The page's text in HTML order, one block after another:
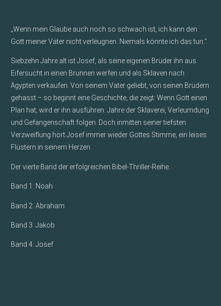
„Wenn mein Glaube auch noch so schwach ist, ich kann den
Gott meiner Väter nicht verleugnen. Niemals könnte ich das tun.“
Siebzehn Jahre alt ist Josef, als seine eigenen Brüder ihn aus
Eifersucht in einen Brunnen werfen und als Sklaven nach
Ägypten verkaufen. Von seinem Vater geliebt, von seinen Brüdern
gehasst – so beginnt eine Geschichte, die zeigt: Wenn Gott einen
Plan hat, wird er ihn ausführen. Jahre der Sklaverei, Verleumdung
und Gefangenschaft folgen. Doch inmitten seiner tiefsten
Verzweiflung hört Josef immer wieder Gottes Stimme, ein leises
Flüstern in seinem Herzen.
Der vierte Band der erfolgreichen Bibel-Thriller-Reihe.
Band 1: Noah
Band 2: Abraham
Band 3: Jakob
Band 4: Josef